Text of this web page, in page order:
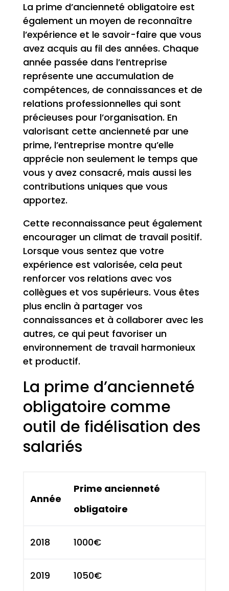
La prime d’ancienneté obligatoire est
également un moyen de reconnaître
l’expérience et le savoir-faire que vous
avez acquis au fil des années. Chaque
année passée dans l’entreprise
représente une accumulation de
compétences, de connaissances et de
relations professionnelles qui sont
précieuses pour l’organisation. En
valorisant cette ancienneté par une
prime, l’entreprise montre qu’elle
apprécie non seulement le temps que
vous y avez consacré, mais aussi les
contributions uniques que vous
apportez.
Cette reconnaissance peut également
encourager un climat de travail positif.
Lorsque vous sentez que votre
expérience est valorisée, cela peut
renforcer vos relations avec vos
collègues et vos supérieurs. Vous êtes
plus enclin à partager vos
connaissances et à collaborer avec les
autres, ce qui peut favoriser un
environnement de travail harmonieux
et productif.
La prime d’ancienneté
obligatoire comme
outil de fidélisation des
salariés
Année
Prime ancienneté
obligatoire
2018 1000€
2019 1050€